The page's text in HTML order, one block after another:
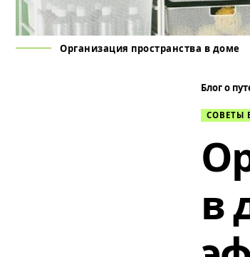
Организация пространства в доме
Блог о
СОВЕТЫ
в